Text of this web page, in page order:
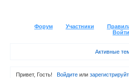
Форум Участники
Войти
Активные
Привет, Гость! Войдитеили